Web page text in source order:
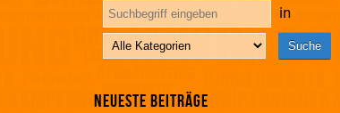
in
Neueste Beiträge